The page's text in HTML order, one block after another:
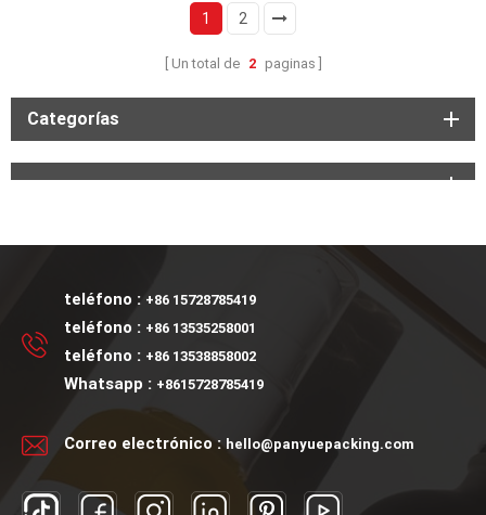
1 2
Un total de 2 paginas
Categorías
teléfono : +86 15728785419
teléfono : +86 13535258001
teléfono : +86 13538858002
Whatsapp : +8615728785419
Correo electrónico : hello@panyuepacking.com